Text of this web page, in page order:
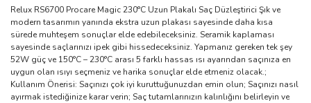
Relux RS6700 Procare Magic 230°C Uzun Plakalı Saç Düzleştirici Şık ve
modern tasarımın yanında ekstra uzun plakası sayesinde daha kısa
sürede muhteşem sonuçlar elde edebileceksiniz. Seramik kaplaması
sayesinde saçlarınızı ipek gibi hissedeceksiniz. Yapmanız gereken tek şey
52W güç ve 150°C – 230°C arası 5 farklı hassas ısı ayarından saçınıza en
uygun olan ısıyı seçmeniz ve harika sonuçlar elde etmeniz olacak.;
Kullanım Önerisi: Saçınızı çok iyi kuruttuğunuzdan emin olun; Saçınızı nasıl
ayırmak istediğinize karar verin; Saç tutamlarınızın kalınlığını belirleyin ve